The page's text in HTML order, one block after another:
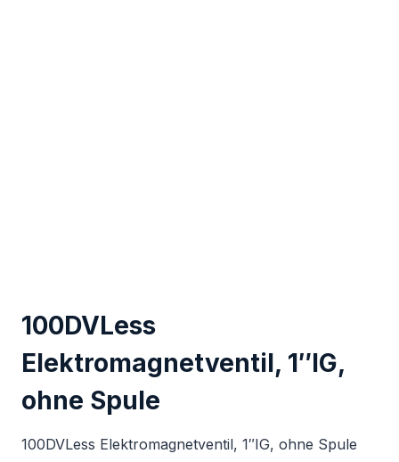
100DVLess
Elektromagnetventil, 1″IG,
ohne Spule
100DVLess Elektromagnetventil, 1″IG, ohne Spule